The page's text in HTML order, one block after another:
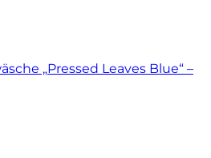
„Pressed Leaves Blue“ –